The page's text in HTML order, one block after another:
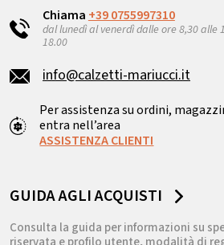
Chiama +39 0755997310
dal lunedì al venerdì dalle ore 8,30 alle
18.00
info@calzetti-mariucci.it
Per assistenza su ordini,
entra nell’area
ASSISTENZA CLIENTI
GUIDA AGLI ACQUISTI
Consulta la guida per informazioni su